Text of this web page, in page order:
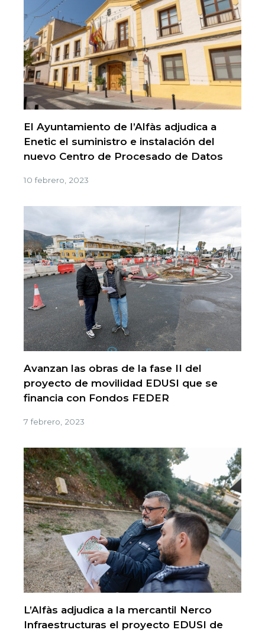
El Ayuntamiento de l’Alfàs adjudica a
Enetic el suministro e instalación del
nuevo Centro de Procesado de Datos
10 febrero, 2023
Avanzan las obras de la fase II del
proyecto de movilidad EDUSI que se
financia con Fondos FEDER
7 febrero, 2023
L’Alfàs adjudica a la mercantil Nerco
Infraestructuras el proyecto EDUSI de